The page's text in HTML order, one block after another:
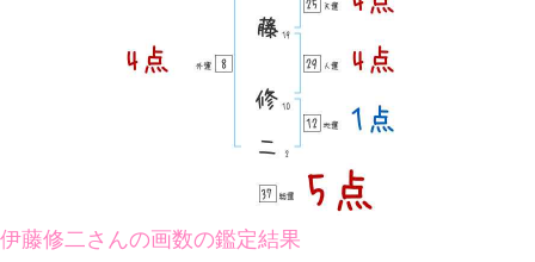
伊藤修二さんの画数の鑑定結果